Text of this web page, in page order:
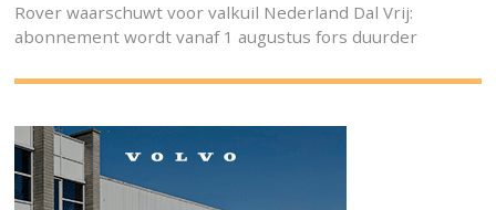
Rover waarschuwt voor valkuil Nederland Dal Vrij:
abonnement wordt vanaf 1 augustus fors duurder